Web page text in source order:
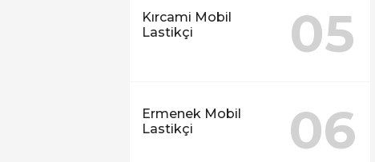
Kırcami Mobil
Lastikçi
05
Ermenek Mobil
Lastikçi
06